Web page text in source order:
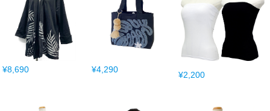
¥8,690 ¥4,290
¥2,200